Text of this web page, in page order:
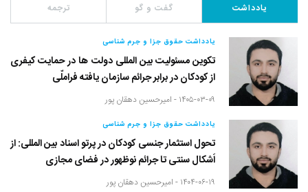
یادداشت گفت و گو ترجمه
یادداشت حقوق جزا و جرم شناسی
تکوین مسئولیت بین المللی دولت ها در حمایت کیفری
از کودکان در برابر جرائم سازمان یافته فراملّی
۱۴۰۵-۰۳-۰۹ - امیرحسین دهقان پور
یادداشت حقوق جزا و جرم شناسی
تحول استثمار جنسی کودکان در پرتو اسناد بین المللی: از
اَشکال سنتی تا جرائم نوظهور در فضای مجازی
۱۴۰۴-۰۶-۱۹ - امیرحسین دهقان پور